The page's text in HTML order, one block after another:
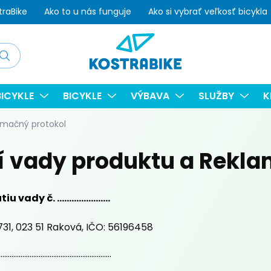
Ako to u nás funguje Ako si vybrať veľkosť bicykla
BICYKLE VÝBAVA SLUŽBY
protokol
produktu a
č. ......................
023 51 Raková, IČO: 56196458